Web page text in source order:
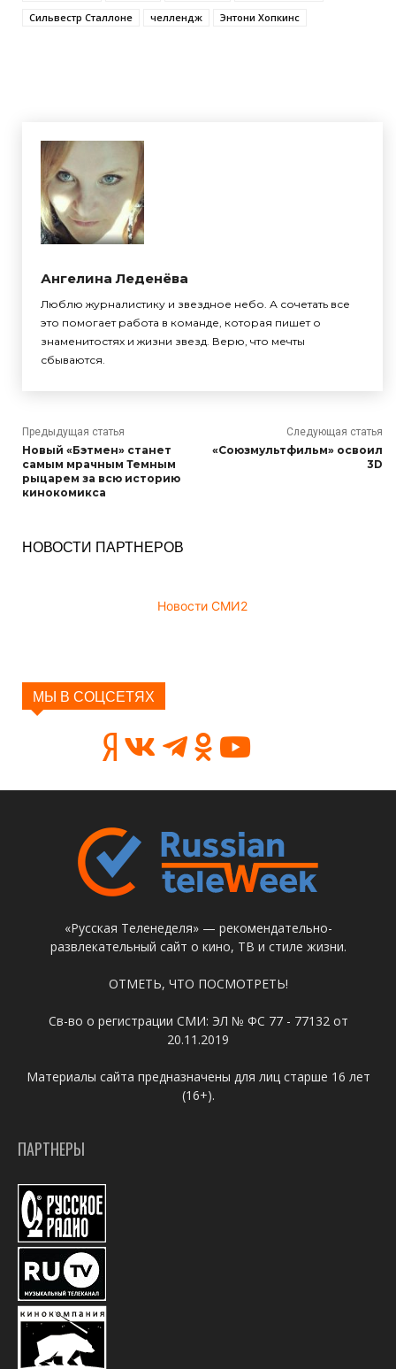
Сильвестр Сталлоне
челлендж Энтони Хопкинс
Ангелина Леденёва
Люблю журналистику и звездное небо. А сочетать все
это помогает работа в команде, которая пишет о
знаменитостях и жизни звезд. Верю, что мечты
сбываются.
Предыдущая статья
Новый «Бэтмен» станет
самым мрачным Темным
рыцарем за всю историю
кинокомикса
Следующая статья
«Союзмультфильм» освоил
3D
НОВОСТИ ПАРТНЕРОВ
Новости СМИ2
МЫ В СОЦСЕТЯХ
«Русская Теленеделя» — рекомендательно-
развлекательный сайт о кино, ТВ и стиле жизни.
ОТМЕТЬ, ЧТО ПОСМОТРЕТЬ!
Св-во о регистрации СМИ: ЭЛ № ФС 77 - 77132 от
20.11.2019
Материалы сайта предназначены для лиц старше 16 лет
(16+).
ПАРТНЕРЫ